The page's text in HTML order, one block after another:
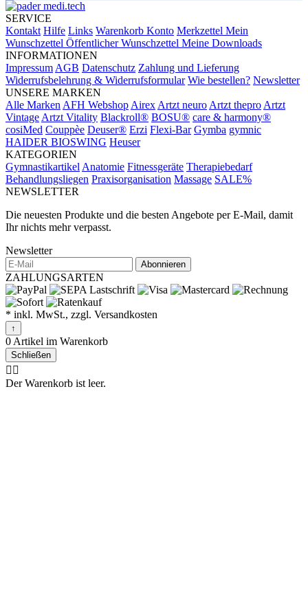
SERVICE
Kontakt Hilfe Links Warenkorb Konto Merkzettel Mein
Wunschzettel Öffentlicher Wunschzettel Meine Downloads
INFORMATIONEN
Impressum AGB Datenschutz Zahlung und Lieferung
Widerrufsbelehrung & Widerrufsformular Wie bestellen? Newsletter
UNSERE MARKEN
Alle Marken AFH Webshop Airex Artzt neuro Artzt thepro Artzt
Vintage Artzt Vitality Blackroll® BOSU® care & harmony®
cosiMed Couppèe Deuser® Erzi Flexi-Bar Gymba gymnic
HAIDER BIOSWING Heuser
KATEGORIEN
Gymnastikartikel Anatomie Fitnessgeräte Therapiebedarf
Behandlungsliegen Praxisorganisation Massage SALE%
NEWSLETTER
Die neuesten Produkte und die besten Angebote per E-Mail, damit
Ihr nichts mehr verpasst.
Newsletter
Abonnieren
ZAHLUNGSARTEN
* inkl. MwSt., zzgl. Versandkosten
↑
0 Artikel im Warenkorb
Schließen
🤷‍♂️
Der Warenkorb ist leer.